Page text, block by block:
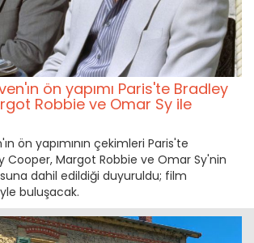
ön yapımı Paris'te Bradley
Robbie ve Omar Sy ile
ön yapımının çekimleri Paris'te
Cooper, Margot Robbie ve Omar Sy'nin
dahil edildiği duyuruldu; film
buluşacak.